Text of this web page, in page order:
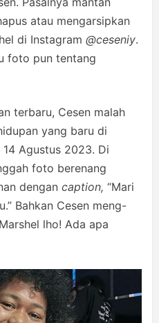
atau mengarsipkan
di Instagram @ceseniy.
foto pun tentang
terbaru, Cesen malah
yang baru di
Agustus 2023. Di
foto berenang
dengan caption, “Mari
Bahkan Cesen meng-
lho! Ada apa